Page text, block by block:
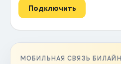
Подключить
МОБИЛЬНАЯ СВЯЗЬ БИЛАЙН